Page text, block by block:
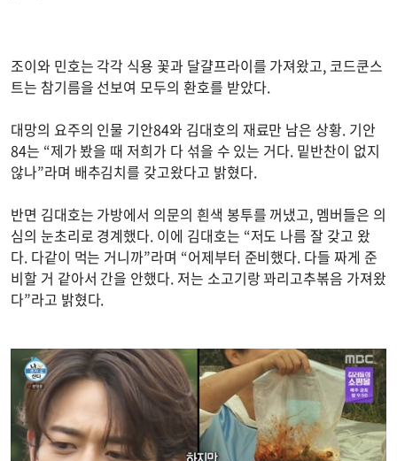
조이와 민호는 각각 식용 꽃과 달걀프라이를 가져왔고, 코드쿤스
트는 참기름을 선보여 모두의 환호를 받았다.
대망의 요주의 인물 기안84와 김대호의 재료만 남은 상황. 기안
84는 “제가 봤을 때 저희가 다 섞을 수 있는 거다. 밑반찬이 없지
않나”라며 배추김치를 갖고왔다고 밝혔다.
반면 김대호는 가방에서 의문의 흰색 봉투를 꺼냈고, 멤버들은 의
심의 눈초리로 경계했다. 이에 김대호는 “저도 나름 잘 갖고 왔
다. 다같이 먹는 거니까”라며 “어제부터 준비했다. 다들 짜게 준
비할 거 같아서 간을 안했다. 저는 소고기랑 꽈리고추볶음 가져왔
다”라고 밝혔다.